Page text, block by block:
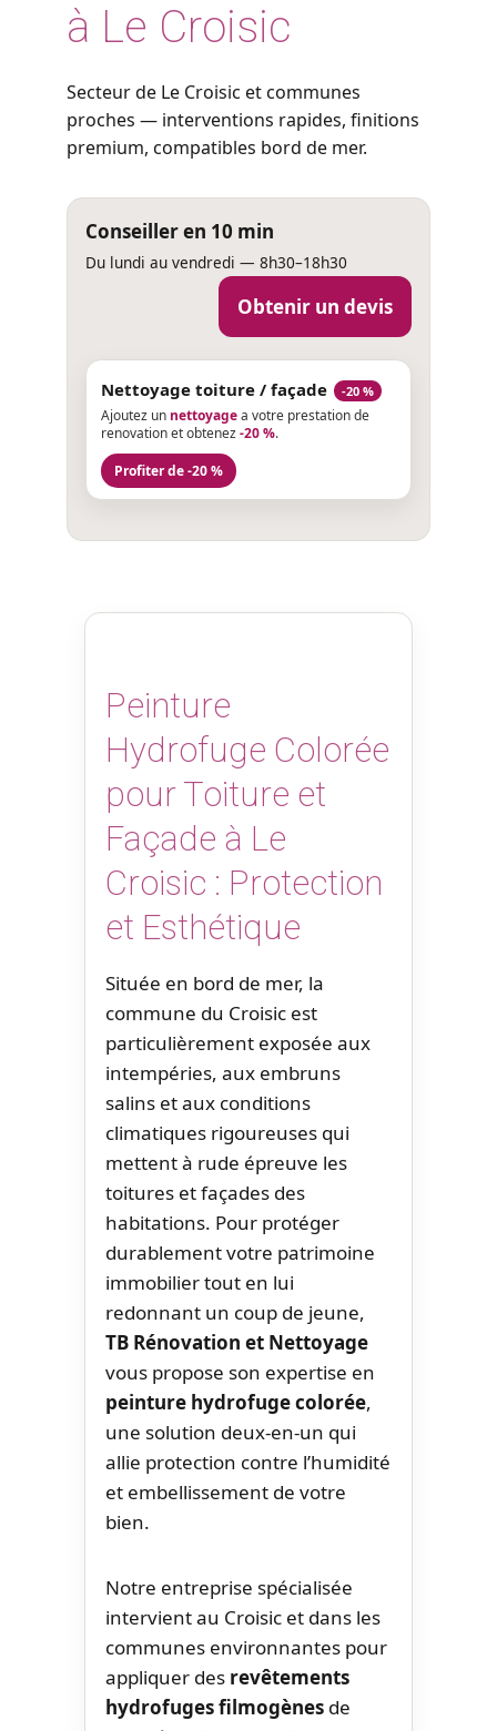
à Le Croisic
Secteur de Le Croisic et communes
proches — interventions rapides, finitions
premium, compatibles bord de mer.
Conseiller en 10 min
Du lundi au vendredi — 8h30–18h30
Obtenir un devis
Nettoyage toiture / façade -20 %
Ajoutez un nettoyagea votre prestation de
renovation et obtenez-20 %.
Profiter de -20 %
Peinture
Hydrofuge Colorée
pour Toiture et
Façade à Le
Croisic : Protection
et Esthétique
Située en bord de mer, la
commune du Croisic est
particulièrement exposée aux
intempéries, aux embruns
salins et aux conditions
climatiques rigoureuses qui
mettent à rude épreuve les
toitures et façades des
habitations. Pour protéger
durablement votre patrimoine
immobilier tout en lui
redonnant un coup de jeune,
TB Rénovation et Nettoyage
vous propose son expertise en
peinture hydrofuge colorée,
une solution deux-en-un qui
allie protection contre l’humidité
et embellissement de votre
bien.
Notre entreprise spécialisée
intervient au Croisic et dans les
communes environnantes pour
appliquer des revêtements
hydrofuges filmogènes de